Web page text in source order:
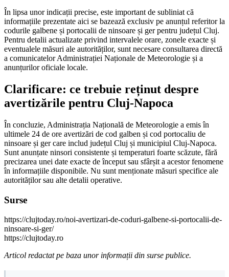
În lipsa unor indicații precise, este important de subliniat că
informațiile prezentate aici se bazează exclusiv pe anunțul referitor la
codurile galbene și portocalii de ninsoare și ger pentru județul Cluj.
Pentru detalii actualizate privind intervalele orare, zonele exacte și
eventualele măsuri ale autorităților, sunt necesare consultarea directă
a comunicatelor Administrației Naționale de Meteorologie și a
anunțurilor oficiale locale.
Clarificare: ce trebuie reținut despre
avertizările pentru Cluj-Napoca
În concluzie, Administrația Națională de Meteorologie a emis în
ultimele 24 de ore avertizări de cod galben și cod portocaliu de
ninsoare și ger care includ județul Cluj și municipiul Cluj-Napoca.
Sunt anunțate ninsori consistente și temperaturi foarte scăzute, fără
precizarea unei date exacte de început sau sfârșit a acestor fenomene
în informațiile disponibile. Nu sunt menționate măsuri specifice ale
autorităților sau alte detalii operative.
Surse
https://clujtoday.ro/noi-avertizari-de-coduri-galbene-si-portocalii-de-
ninsoare-si-ger/
https://clujtoday.ro
Articol redactat pe baza unor informații din surse publice.